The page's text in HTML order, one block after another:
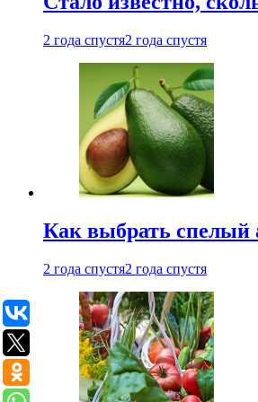
2 года спустя2 года спустя
Как выбрать спелый
2 года спустя2 года спустя